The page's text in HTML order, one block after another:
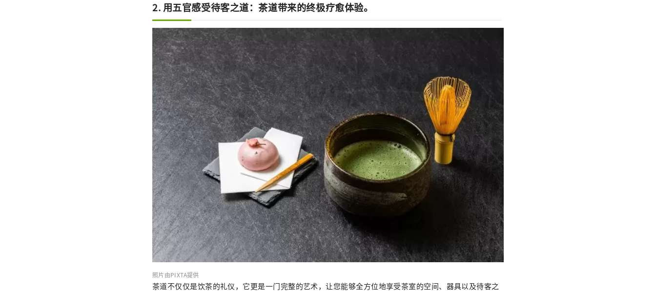
2. 用五官感受待客之道：茶道带来的终极疗愈体验。
照片由PIXTA提供
茶道不仅仅是饮茶的礼仪，它更是一门完整的艺术，让您能够全方位地享受茶室的空间、器具以及待客之